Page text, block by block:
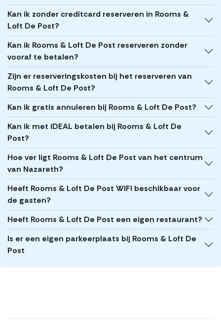
Kan ik zonder creditcard reserveren in Rooms &
Loft De Post?
Kan ik Rooms & Loft De Post reserveren zonder
vooraf te betalen?
Zijn er reserveringskosten bij het reserveren van
Rooms & Loft De Post?
Kan ik gratis annuleren bij Rooms & Loft De Post?
Kan ik met iDEAL betalen bij Rooms & Loft De
Post?
Hoe ver ligt Rooms & Loft De Post van het centrum
van Nazareth?
Heeft Rooms & Loft De Post WIFI beschikbaar voor
de gasten?
Heeft Rooms & Loft De Post een eigen restaurant?
Is er een eigen parkeerplaats bij Rooms & Loft De
Post